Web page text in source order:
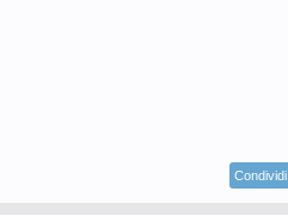
Condividi